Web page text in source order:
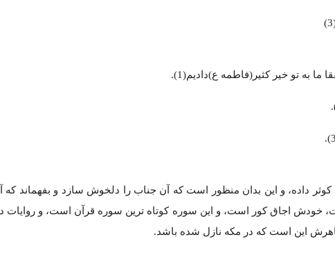
ما به تو خیر کثیر(فاطمه ع)دادیم(1).
داده، و این بدان منظور است که آن جناب را دلخوش سازد و بفهماند
خودش اجاق کور است، و این سوره کوتاه ترین سوره قرآن است، و روایات
این است که در مکه نازل شده باشد.